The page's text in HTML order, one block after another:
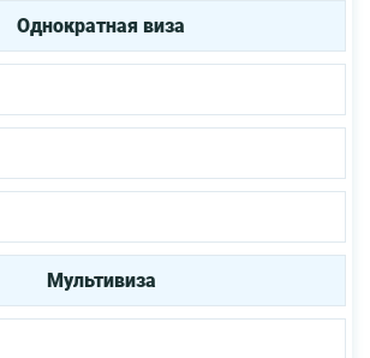
Однократная виза
Мультивиза